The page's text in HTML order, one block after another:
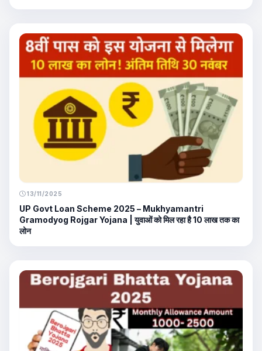
13/11/2025
UP Govt Loan Scheme 2025 – Mukhyamantri
Gramodyog Rojgar Yojana | युवाओं को मिल रहा है 10 लाख तक का
लोन